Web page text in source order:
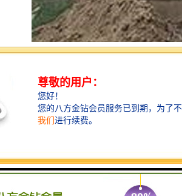
围挡使用的材料应保证围栏稳固、整洁
程项目工地，可按工程进度分段设置围
域，应严格按批准的占地范围和使用性
筑材料或机具设备，临时区域四周应设